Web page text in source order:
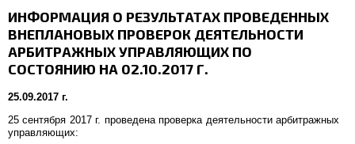
ИНФОРМАЦИЯ О РЕЗУЛЬТАТАХ ПРОВЕДЕННЫХ
ВНЕПЛАНОВЫХ ПРОВЕРОК ДЕЯТЕЛЬНОСТИ
АРБИТРАЖНЫХ УПРАВЛЯЮЩИХ ПО
СОСТОЯНИЮ НА 02.10.2017 Г.
25.09.2017 г.
25 сентября 2017 г. проведена проверка деятельности арбитражных
управляющих: